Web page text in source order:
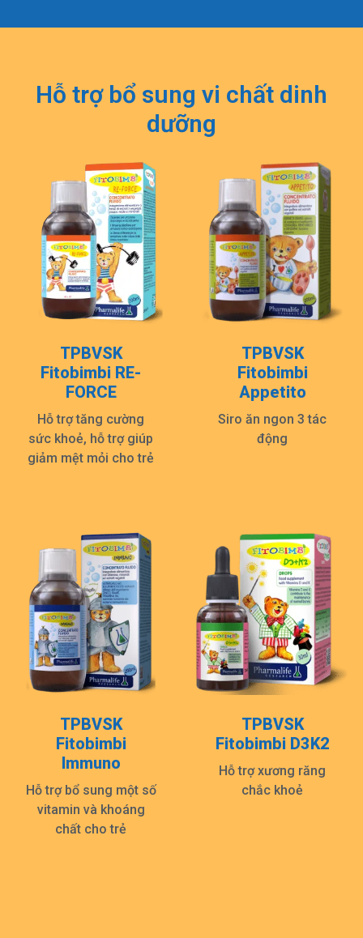
Hỗ trợ bổ sung vi chất dinh
dưỡng
TPBVSK
Fitobimbi RE-
FORCE
Hỗ trợ tăng cường
sức khoẻ, hỗ trợ giúp
giảm mệt mỏi cho trẻ
TPBVSK
Fitobimbi
Appetito
Siro ăn ngon 3 tác
động
TPBVSK
Fitobimbi
Immuno
Hỗ trợ bổ sung một số
vitamin và khoáng
chất cho trẻ
TPBVSK
Fitobimbi D3K2
Hỗ trợ xương răng
chắc khoẻ